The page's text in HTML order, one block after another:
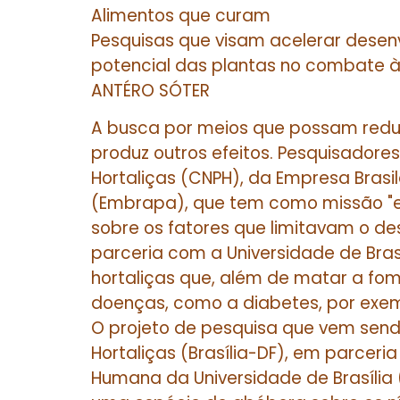
Alimentos que curam
Pesquisas que visam acelerar
potencial das plantas no combate
ANTÉRO SÓTER
A busca por meios que possam
produz outros efeitos.
Hortaliças (CNPH), da Empresa
(Embrapa), que tem como missão
sobre os fatores que limitavam o
parceria com a Universidade de
hortaliças que, além de matar a
doenças, como a diabetes, por
O projeto de pesquisa que vem
Hortaliças (Brasília-DF), em
Humana da Universidade de